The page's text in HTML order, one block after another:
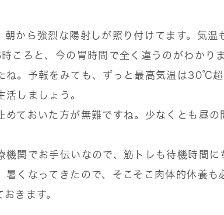
朝から強烈な陽射しが照り付けてます。気温
ころと、今の胃時間で全く違うのがわかりま
ね。予報をみても、ずっと最高気温は30℃超
しましょう。
めておいた方が無難ですね。少なくとも昼の
関でお手伝いなので、筋トレも待機時間に
くなってきたので、そこそこ肉体的休養も
きます。